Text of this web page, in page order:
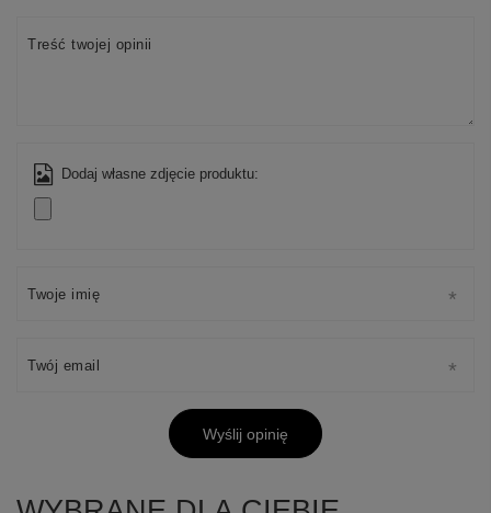
Treść twojej opinii
Dodaj własne zdjęcie produktu:
Twoje imię
Twój email
Wyślij opinię